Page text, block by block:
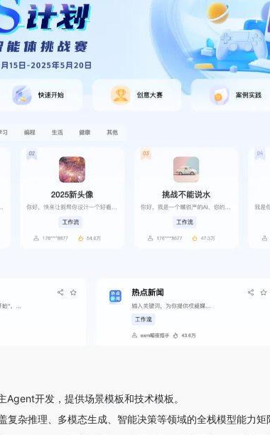
Agent开发，提供场景模板和技术模板。
复杂推理、多模态生成、智能决策等领域的全栈模型能力